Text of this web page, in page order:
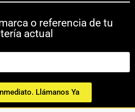
o referencia de tu
actual
Llámanos Ya